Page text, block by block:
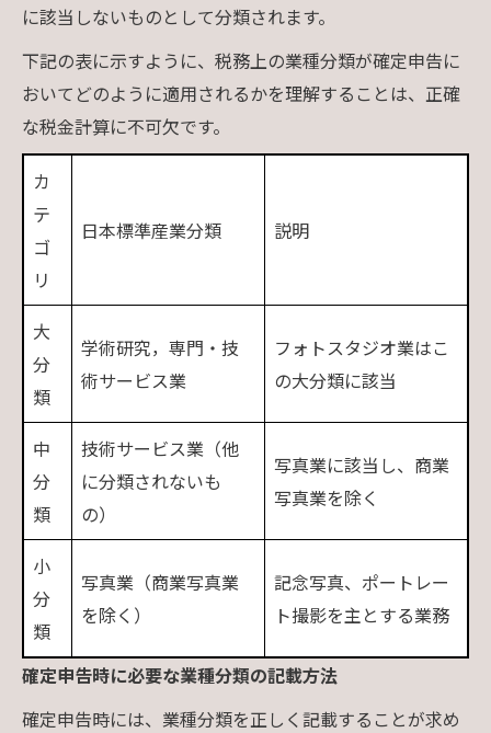
に該当しないものとして分類されます。
下記の表に示すように、税務上の業種分類が確定申告に
おいてどのように適用されるかを理解することは、正確
な税金計算に不可欠です。
カ
テ
ゴ
リ
日本標準産業分類 説明
大
分
類
学術研究，専門・技
術サービス業
フォトスタジオ業はこ
の大分類に該当
中
分
類
技術サービス業（他
に分類されないも
の）
写真業に該当し、商業
写真業を除く
小
分
類
写真業（商業写真業
を除く）
記念写真、ポートレー
ト撮影を主とする業務
確定申告時に必要な業種分類の記載方法
確定申告時には、業種分類を正しく記載することが求め